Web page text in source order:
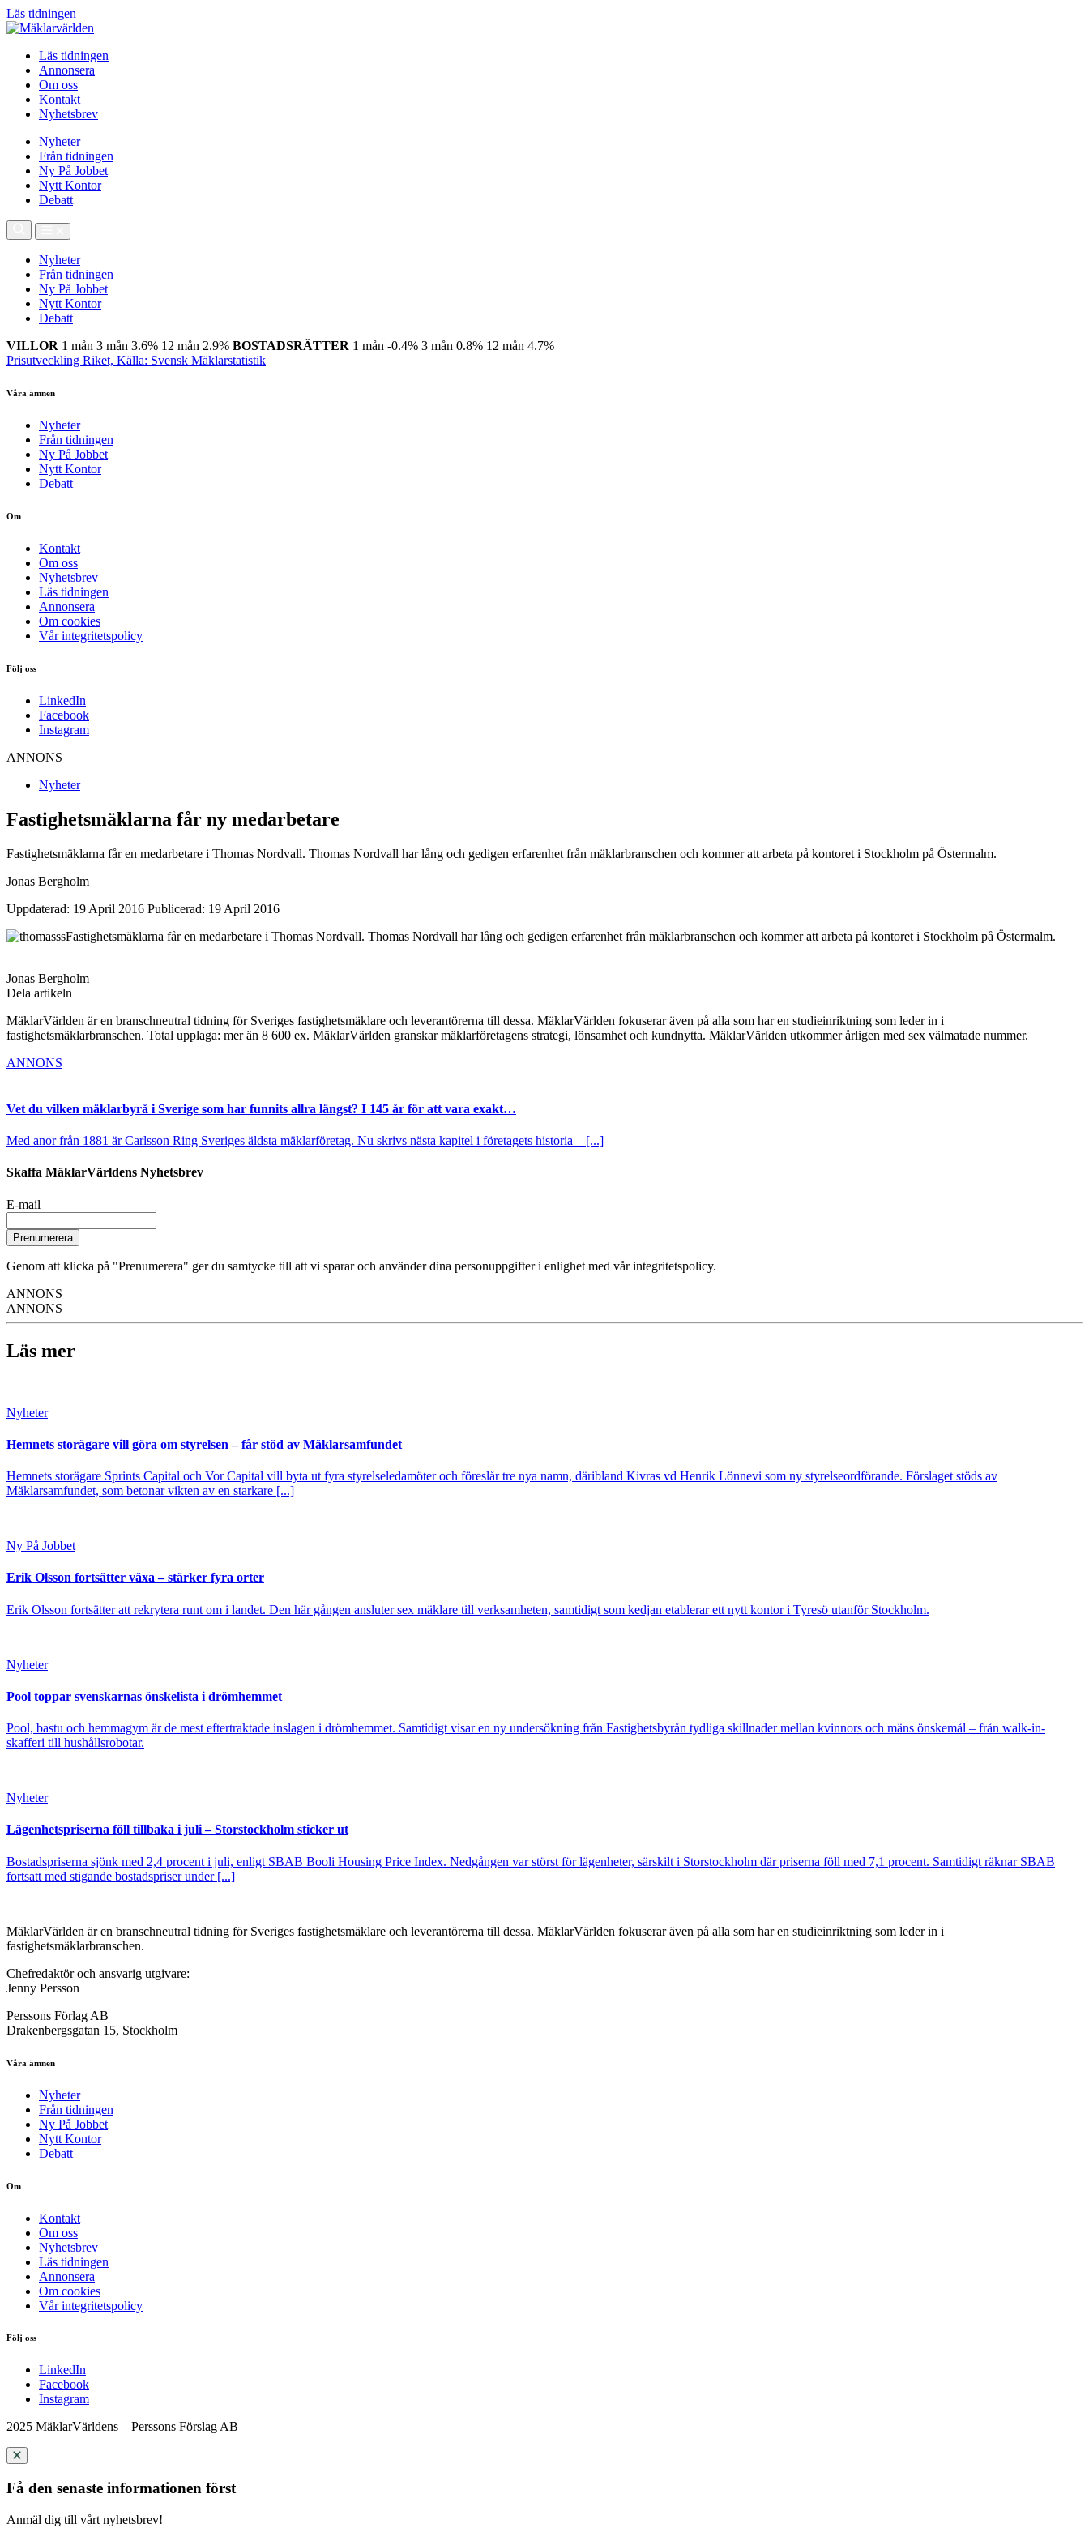
Läs tidningen
Läs tidningen
Annonsera
Om oss
Kontakt
Nyhetsbrev
Nyheter
Från tidningen
Ny På Jobbet
Nytt Kontor
Debatt
Nyheter
Från tidningen
Ny På Jobbet
Nytt Kontor
Debatt
VILLOR 1 mån 3 mån 3.6% 12 mån 2.9% BOSTADSRÄTTER 1 mån -0.4% 3 mån 0.8% 12 mån 4.7%
Prisutveckling Riket, Källa: Svensk Mäklarstatistik
Våra ämnen
Nyheter
Från tidningen
Ny På Jobbet
Nytt Kontor
Debatt
Om
Kontakt
Om oss
Nyhetsbrev
Läs tidningen
Annonsera
Om cookies
Vår integritetspolicy
Följ oss
LinkedIn
Facebook
Instagram
ANNONS
Nyheter
Fastighetsmäklarna får ny medarbetare
Fastighetsmäklarna får en medarbetare i Thomas Nordvall. Thomas Nordvall har lång och gedigen erfarenhet från mäklarbranschen och kommer att arbeta på kontoret i Stockholm på Östermalm.
Jonas Bergholm
Uppdaterad: 19 April 2016 Publicerad: 19 April 2016
Fastighetsmäklarna får en medarbetare i Thomas Nordvall. Thomas Nordvall har lång och gedigen erfarenhet från mäklarbranschen och kommer att arbeta på kontoret i Stockholm på Östermalm.
Jonas Bergholm
Dela artikeln
MäklarVärlden är en branschneutral tidning för Sveriges fastighetsmäklare och leverantörerna till dessa. MäklarVärlden fokuserar även på alla som har en studieinriktning som leder in i
fastighetsmäklarbranschen. Total upplaga: mer än 8 600 ex. MäklarVärlden granskar mäklarföretagens strategi, lönsamhet och kundnytta. MäklarVärlden utkommer årligen med sex välmatade nummer.
ANNONS
Vet du vilken mäklarbyrå i Sverige som har funnits allra längst? I 145 år för att vara exakt…
Med anor från 1881 är Carlsson Ring Sveriges äldsta mäklarföretag. Nu skrivs nästa kapitel i företagets historia – [...]
Skaffa MäklarVärldens Nyhetsbrev
E-mail
Prenumerera
Genom att klicka på "Prenumerera" ger du samtycke till att vi sparar och använder dina personuppgifter i enlighet med vår integritetspolicy.
ANNONS
ANNONS
Läs mer
Nyheter
Hemnets storägare vill göra om styrelsen – får stöd av Mäklarsamfundet
Hemnets storägare Sprints Capital och Vor Capital vill byta ut fyra styrelseledamöter och föreslår tre nya namn, däribland Kivras vd Henrik Lönnevi som ny styrelseordförande. Förslaget stöds av
Mäklarsamfundet, som betonar vikten av en starkare [...]
Ny På Jobbet
Erik Olsson fortsätter växa – stärker fyra orter
Erik Olsson fortsätter att rekrytera runt om i landet. Den här gången ansluter sex mäklare till verksamheten, samtidigt som kedjan etablerar ett nytt kontor i Tyresö utanför Stockholm.
Nyheter
Pool toppar svenskarnas önskelista i drömhemmet
Pool, bastu och hemmagym är de mest eftertraktade inslagen i drömhemmet. Samtidigt visar en ny undersökning från Fastighetsbyrån tydliga skillnader mellan kvinnors och mäns önskemål – från walk-in-
skafferi till hushållsrobotar.
Nyheter
Lägenhetspriserna föll tillbaka i juli – Storstockholm sticker ut
Bostadspriserna sjönk med 2,4 procent i juli, enligt SBAB Booli Housing Price Index. Nedgången var störst för lägenheter, särskilt i Storstockholm där priserna föll med 7,1 procent. Samtidigt räknar SBAB
fortsatt med stigande bostadspriser under [...]
MäklarVärlden är en branschneutral tidning för Sveriges fastighetsmäklare och leverantörerna till dessa. MäklarVärlden fokuserar även på alla som har en studieinriktning som leder in i
fastighetsmäklarbranschen.
Chefredaktör och ansvarig utgivare:
Jenny Persson
Perssons Förlag AB
Drakenbergsgatan 15, Stockholm
Våra ämnen
Nyheter
Från tidningen
Ny På Jobbet
Nytt Kontor
Debatt
Om
Kontakt
Om oss
Nyhetsbrev
Läs tidningen
Annonsera
Om cookies
Vår integritetspolicy
Följ oss
LinkedIn
Facebook
Instagram
2025 MäklarVärldens – Perssons Förslag AB
Få den senaste informationen först
Anmäl dig till vårt nyhetsbrev!